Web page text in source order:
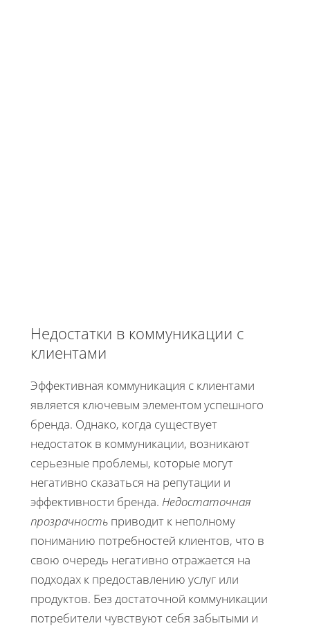
Недостатки в коммуникации с
клиентами
Эффективная коммуникация с клиентами
является ключевым элементом успешного
бренда. Однако, когда существует
недостаток в коммуникации, возникают
серьезные проблемы, которые могут
негативно сказаться на репутации и
эффективности бренда. Недостаточная
прозрачность приводит к неполному
пониманию потребностей клиентов, что в
свою очередь негативно отражается на
подходах к предоставлению услуг или
продуктов. Без достаточной коммуникации
потребители чувствуют себя забытыми и